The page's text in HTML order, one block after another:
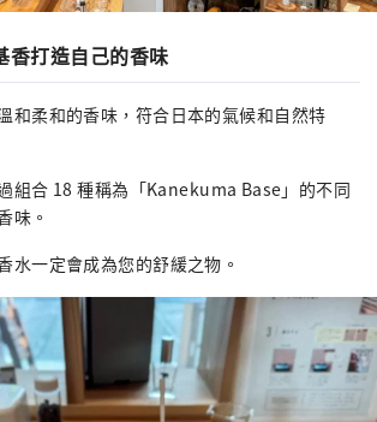
香打造自己的香味
和柔和的香味，符合日本的氣候和自然特
組合 18 種稱為「Kanekuma Base」的不同
味。
水一定會成為您的舒緩之物。